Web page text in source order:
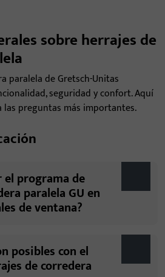
sobre herrajes de
paralela de Gretsch-Unitas
seguridad y confort. Aquí
preguntas más importantes.
el programa de
paralela GU en
de ventana?
posibles con el
de corredera